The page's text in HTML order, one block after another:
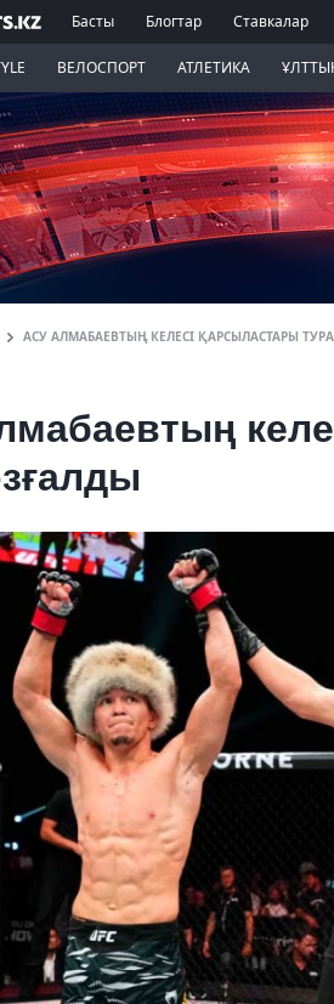
Басты Блогтар Ставкалар
ВЕЛОСПОРТ АТЛЕТИКА
АСУ АЛМАБАЕВТЫҢ КЕЛЕСІ ҚАРСЫЛАСТАРЫ